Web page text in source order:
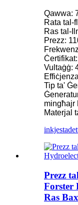
Qawwa:
Rata tal-
Ras tal-
Prezz:
Vultaġġ:
Tip ta'
mingħajr
Materjal
inkjesta
Prezz
Forster
Ras